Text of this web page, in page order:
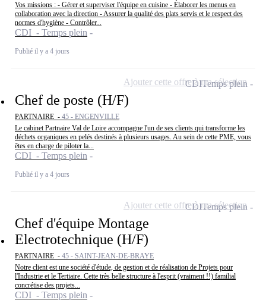
Vos missions : - Gérer et superviser l'équipe en cuisine - Élaborer les menus en
collaboration avec la direction - Assurer la qualité des plats servis et le respect des
normes d'hygiène - Contrôler...
CDI - Temps plein
Publié il y a 4 jours
Chef de poste (H/F)
PARTNAIRE - 45 - ENGENVILLE
Le cabinet Partnaire Val de Loire accompagne l'un de ses clients qui transforme les
déchets organiques en pelés destinés à plusieurs usages. Au sein de cette PME, vous
êtes en charge de piloter la...
CDI - Temps plein
Publié il y a 4 jours
CDITemps plein
Ajouter cette offre à ma sélection
Chef d'équipe Montage
Electrotechnique (H/F)
PARTNAIRE - 45 - SAINT-JEAN-DE-BRAYE
Notre client est une société d'étude, de gestion et de réalisation de Projets pour
l'Industrie et le Tertiaire. Cette très belle structure à l'esprit (vraiment !!) familial
concrétise des projets...
CDI - Temps plein
CDITemps plein
Ajouter cette offre à ma sélection